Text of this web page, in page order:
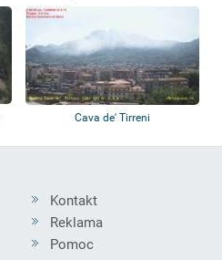
Cava de' Tirreni
Kontakt
Reklama
Pomoc